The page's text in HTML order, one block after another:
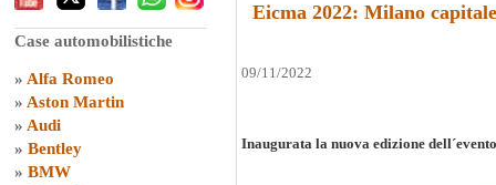
Case automobilistiche
» Alfa Romeo
» Aston Martin
» Audi
» Bentley
» BMW
Eicma 2022: Milano
09/11/2022
Inaugurata la nuova edizione